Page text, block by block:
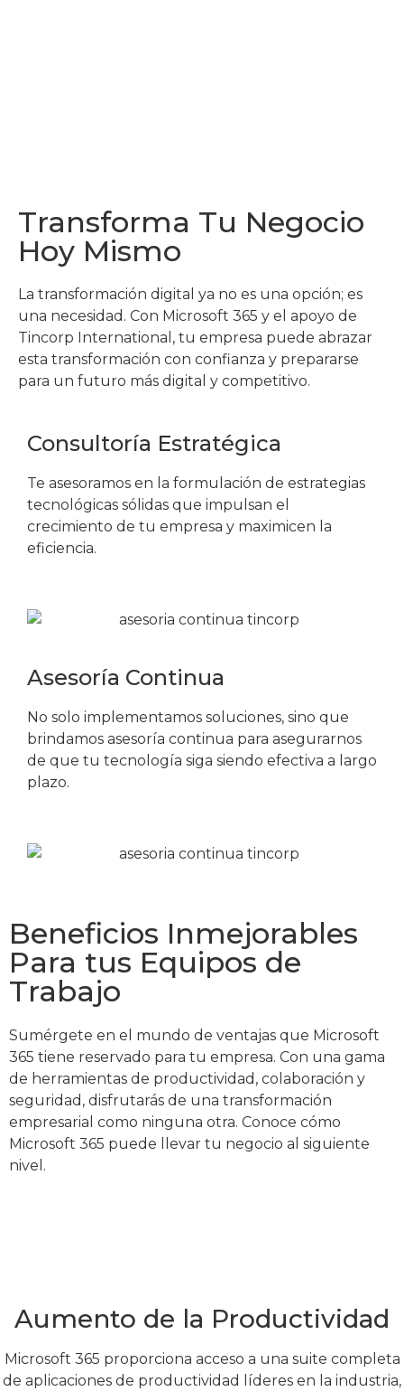
Transforma Tu Negocio
Hoy Mismo
La transformación digital ya no es una opción; es
una necesidad. Con Microsoft 365 y el apoyo de
Tincorp International, tu empresa puede abrazar
esta transformación con confianza y prepararse
para un futuro más digital y competitivo.
Consultoría Estratégica
Te asesoramos en la formulación de estrategias
tecnológicas sólidas que impulsan el
crecimiento de tu empresa y maximicen la
eficiencia.
Asesoría Continua
No solo implementamos soluciones, sino que
brindamos asesoría continua para asegurarnos
de que tu tecnología siga siendo efectiva a largo
plazo.
Beneficios Inmejorables
Para tus Equipos de
Trabajo
Sumérgete en el mundo de ventajas que Microsoft
365 tiene reservado para tu empresa. Con una gama
de herramientas de productividad, colaboración y
seguridad, disfrutarás de una transformación
empresarial como ninguna otra. Conoce cómo
Microsoft 365 puede llevar tu negocio al siguiente
nivel.
Aumento de la Productividad
Microsoft 365 proporciona acceso a una suite completa
de aplicaciones de productividad líderes en la industria,